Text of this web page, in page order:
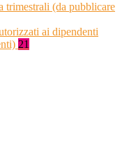
trimestrali (da pubblicare
ai dipendenti
21